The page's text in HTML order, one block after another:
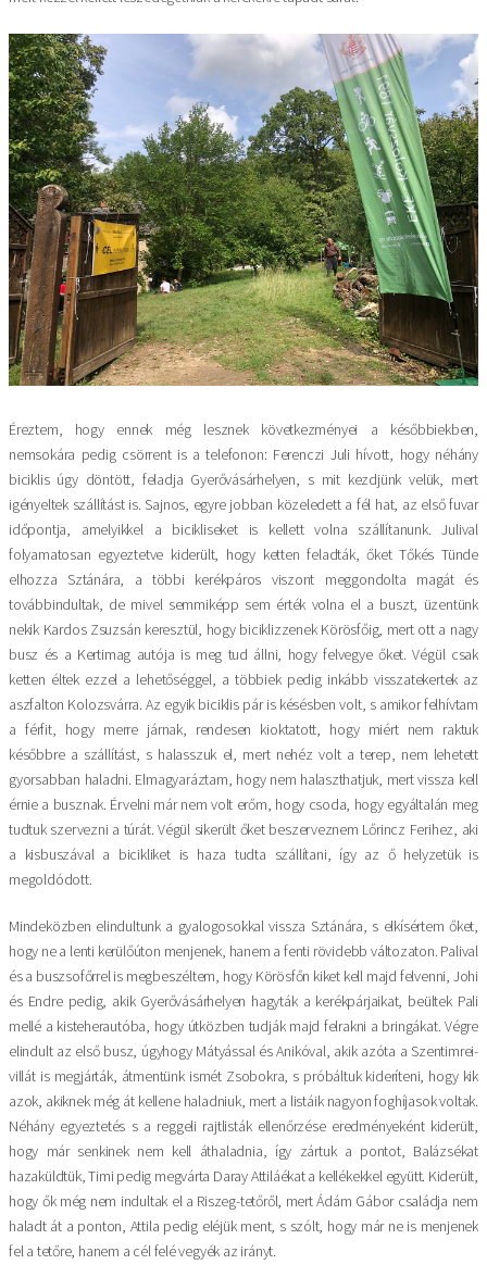
Kép
Éreztem, hogy ennek még lesznek következményei a későbbiekben,
nemsokára pedig csörrent is a telefonon: Ferenczi Juli hívott, hogy néhány
biciklis úgy döntött, feladja Gyerővásárhelyen, s mit kezdjünk velük, mert
igényeltek szállítást is. Sajnos, egyre jobban közeledett a fél hat, az első fuvar
időpontja, amelyikkel a bicikliseket is kellett volna szállítanunk. Julival
folyamatosan egyeztetve kiderült, hogy ketten feladták, őket Tőkés Tünde
elhozza Sztánára, a többi kerékpáros viszont meggondolta magát és
továbbindultak, de mivel semmiképp sem érték volna el a buszt, üzentünk
nekik Kardos Zsuzsán keresztül, hogy biciklizzenek Körösfőig, mert ott a nagy
busz és a Kertimag autója is meg tud állni, hogy felvegye őket. Végül csak
ketten éltek ezzel a lehetőséggel, a többiek pedig inkább visszatekertek az
aszfalton Kolozsvárra. Az egyik biciklis pár is késésben volt, s amikor felhívtam
a férfit, hogy merre járnak, rendesen kioktatott, hogy miért nem raktuk
későbbre a szállítást, s halasszuk el, mert nehéz volt a terep, nem lehetett
gyorsabban haladni. Elmagyaráztam, hogy nem halaszthatjuk, mert vissza kell
érnie a busznak. Érvelni már nem volt erőm, hogy csoda, hogy egyáltalán meg
tudtuk szervezni a túrát. Végül sikerült őket beszerveznem Lőrincz Ferihez, aki
a kisbuszával a bicikliket is haza tudta szállítani, így az ő helyzetük is
megoldódott.
Mindeközben elindultunk a gyalogosokkal vissza Sztánára, s elkísértem őket,
hogy ne a lenti kerülőúton menjenek, hanem a fenti rövidebb változaton. Palival
és a buszsofőrrel is megbeszéltem, hogy Körösfőn kiket kell majd felvenni, Johi
és Endre pedig, akik Gyerővásárhelyen hagyták a kerékpárjaikat, beültek Pali
mellé a kisteherautóba, hogy útközben tudják majd felrakni a bringákat. Végre
elindult az első busz, úgyhogy Mátyással és Anikóval, akik azóta a Szentimrei-
villát is megjárták, átmentünk ismét Zsobokra, s próbáltuk kideríteni, hogy kik
azok, akiknek még át kellene haladniuk, mert a listáik nagyon foghíjasok voltak.
Néhány egyeztetés s a reggeli rajtlisták ellenőrzése eredményeként kiderült,
hogy már senkinek nem kell áthaladnia, így zártuk a pontot, Balázsékat
hazaküldtük, Timi pedig megvárta Daray Attiláékat a kellékekkel együtt. Kiderült,
hogy ők még nem indultak el a Riszeg-tetőről, mert Ádám Gábor családja nem
haladt át a ponton, Attila pedig eléjük ment, s szólt, hogy már ne is menjenek
fel a tetőre, hanem a cél felé vegyék az irányt.